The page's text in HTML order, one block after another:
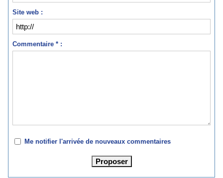
Site web :
Commentaire * :
Me notifier l'arrivée de nouveaux commentaires